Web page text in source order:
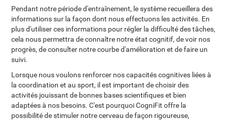
Pendant notre période d'entraînement, le système recueillera des
informations sur la façon dont nous effectuons les activités. En
plus d'utiliser ces informations pour régler la difficulté des tâches,
cela nous permettra de connaître notre état cognitif, de voir nos
progrès, de consulter notre courbe d'amélioration et de faire un
suivi.
Lorsque nous voulons renforcer nos capacités cognitives liées à
la coordination et au sport, il est important de choisir des
activités jouissant de bonnes bases scientifiques et bien
adaptées à nos besoins. C'est pourquoi CogniFit offre la
possibilité de stimuler notre cerveau de façon rigoureuse,